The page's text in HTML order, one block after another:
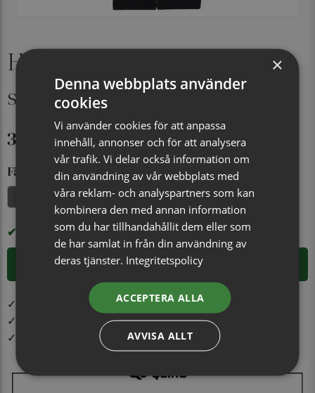
Hängsle med läderstropp
svart
399 kr
Färg
Röd Vinröd Vit
I LAGER
LÄGG I VARUKORGEN
✓ Öppet köp i 30 dagar ✓ Fri frakt från 499 kr
✓ Din beställning skickas inom 1-2 vardagar
✓ Snabb leverans från vårt lager i Jönköping
×
Denna webbplats använder
cookies
Vi använder cookies för att anpassa
innehåll, annonser och för att analysera
vår trafik. Vi delar också information om
din användning av vår webbplats med
våra reklam- och analyspartners som kan
kombinera den med annan information
som du har tillhandahållit dem eller som
de har samlat in från din användning av
deras tjänster. Integritetspolicy
ACCEPTERA ALLA
AVVISA ALLT